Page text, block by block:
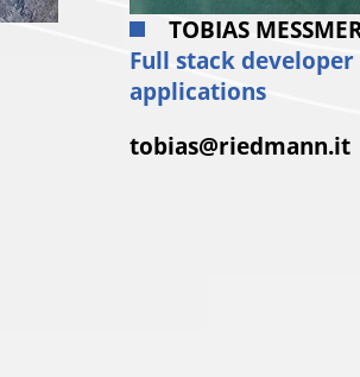
TOBIAS
Full stack developer
applications
tobias@riedmann.it